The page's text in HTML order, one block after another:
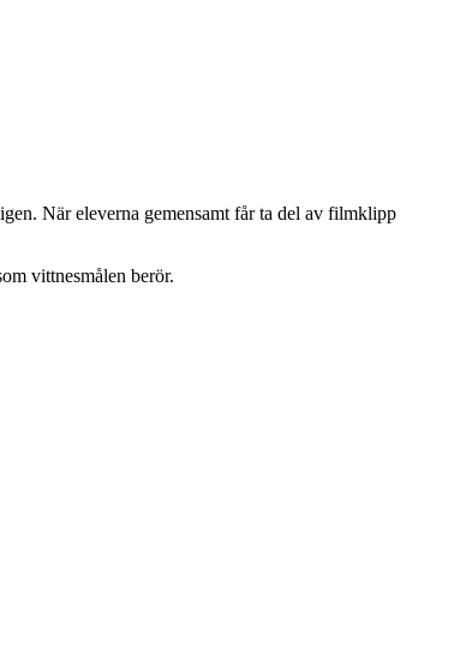
När eleverna gemensamt får ta del av filmklipp
vittnesmålen berör.